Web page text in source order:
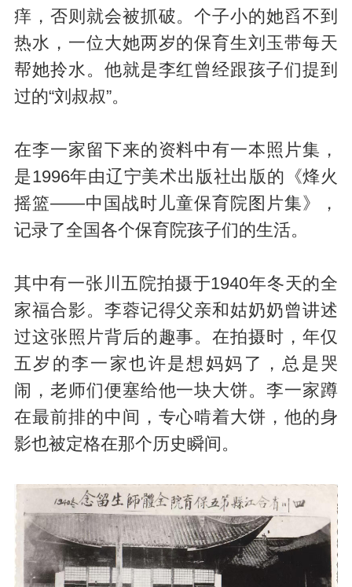
痒，否则就会被抓破。个子小的她舀不到
热水，一位大她两岁的保育生刘玉带每天
帮她拎水。他就是李红曾经跟孩子们提到
过的“刘叔叔”。
在李一家留下来的资料中有一本照片集，
是1996年由辽宁美术出版社出版的《烽火
摇篮——中国战时儿童保育院图片集》，
记录了全国各个保育院孩子们的生活。
其中有一张川五院拍摄于1940年冬天的全
家福合影。李蓉记得父亲和姑奶奶曾讲述
过这张照片背后的趣事。在拍摄时，年仅
五岁的李一家也许是想妈妈了，总是哭
闹，老师们便塞给他一块大饼。李一家蹲
在最前排的中间，专心啃着大饼，他的身
影也被定格在那个历史瞬间。